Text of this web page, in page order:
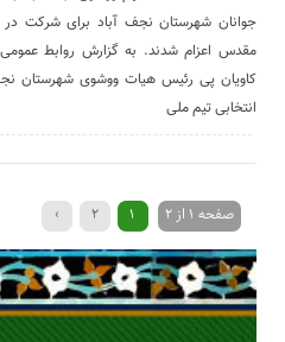
جوانان شهرستان نجف آباد برای شرکت
مقدس اعزام شدند. به گزارش روابط
کاویان پی رئیس هیات ووشوی شهرستان
انتخابی تیم ملی
صفحه 1 از 2 1
2
›